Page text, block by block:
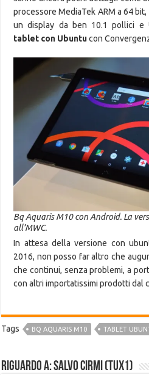
processore MediaTek ARM a 64 bit,
un display da ben 10.1 pollici e
tablet con Ubuntucon
Bq Aquaris M10 con Android. La
all’MWC.
In attesa della versione con
2016, non posso far altro che
che continui, senza problemi, a
con altri importatissimi prodotti dal
Tags BQ AQUARIS M10 TABLET
Riguardo a: Salvo Cirmi (Tux1)